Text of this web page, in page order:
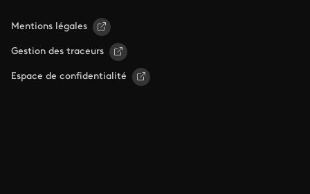
Mentions légales
Gestion des traceurs
Espace de confidentialité